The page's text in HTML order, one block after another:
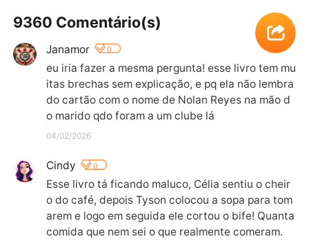
9360 Comentário(s)
Janamor 0
eu iria fazer a mesma pergunta! esse livro tem mu
itas brechas sem explicação, e pq ela não lembra
do cartão com o nome de Nolan Reyes na mão d
o marido qdo foram a um clube lá
04/02/2026
Cindy 0
Esse livro tá ficando maluco, Célia sentiu o cheir
o do café, depois Tyson colocou a sopa para tom
arem e logo em seguida ele cortou o bife! Quanta
comida que nem sei o que realmente comeram.